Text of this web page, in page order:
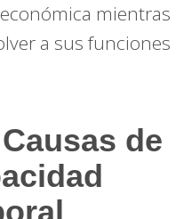
mientras
a sus funciones
de